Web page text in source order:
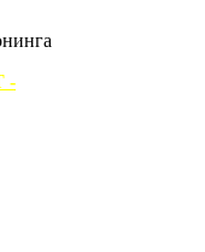
-